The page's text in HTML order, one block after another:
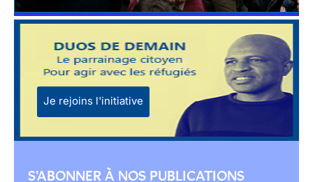
Je rejoins l'initiative
S'ABONNER À NOS PUBLICATIONS